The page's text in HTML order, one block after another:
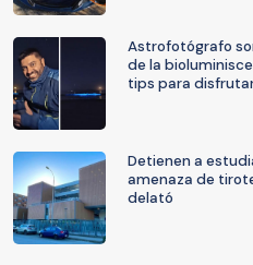
Astrofotógrafo
de la
tips para
Detienen a
amenaza de
delató